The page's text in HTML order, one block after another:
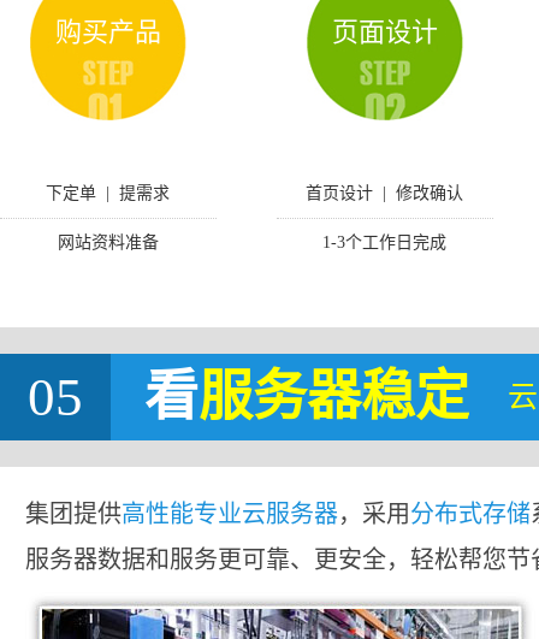
购买产品
下定单 | 提需求
网站资料准备
页面设计
首页设计 | 修改确认
1-3个工作日完成
05 看服务器稳定
集团提供高性能专业云服务器，采用分布式存储
服务器数据和服务更可靠、更安全，轻松帮您节